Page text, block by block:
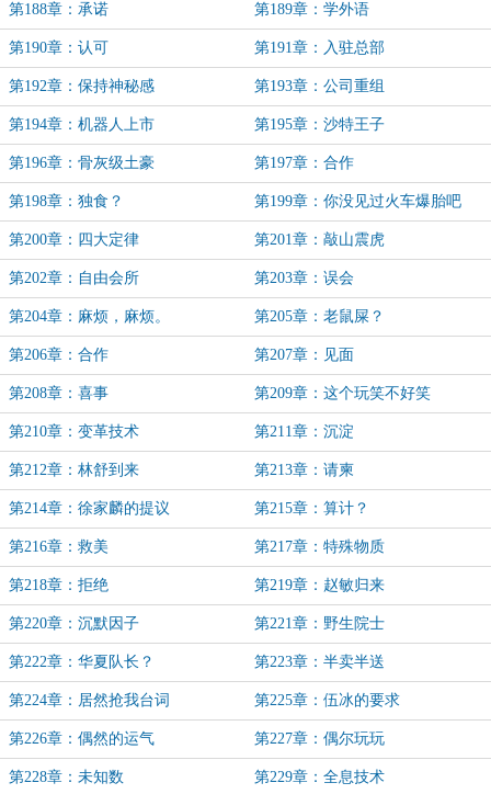
第188章：承诺 第189章：学外语
第190章：认可 第191章：入驻总部
第192章：保持神秘感 第193章：公司重组
第194章：机器人上市 第195章：沙特王子
第196章：骨灰级土豪 第197章：合作
第198章：独食？ 第199章：你没见过火车爆胎吧
第200章：四大定律 第201章：敲山震虎
第202章：自由会所 第203章：误会
第204章：麻烦，麻烦。 第205章：老鼠屎？
第206章：合作 第207章：见面
第208章：喜事 第209章：这个玩笑不好笑
第210章：变革技术 第211章：沉淀
第212章：林舒到来 第213章：请柬
第214章：徐家麟的提议 第215章：算计？
第216章：救美 第217章：特殊物质
第218章：拒绝 第219章：赵敏归来
第220章：沉默因子 第221章：野生院士
第222章：华夏队长？ 第223章：半卖半送
第224章：居然抢我台词 第225章：伍冰的要求
第226章：偶然的运气 第227章：偶尔玩玩
第228章：未知数 第229章：全息技术